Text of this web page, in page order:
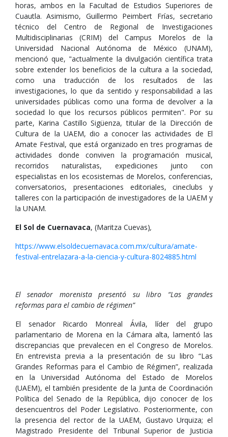
horas, ambos en la Facultad de Estudios Superiores de
Cuautla. Asimismo, Guillermo Peimbert Frías, secretario
técnico del Centro de Regional de Investigaciones
Multidisciplinarias (CRIM) del Campus Morelos de la
Universidad Nacional Autónoma de México (UNAM),
mencionó que, "actualmente la divulgación científica trata
sobre extender los beneficios de la cultura a la sociedad,
como una traducción de los resultados de las
investigaciones, lo que da sentido y responsabilidad a las
universidades públicas como una forma de devolver a la
sociedad lo que los recursos públicos permiten". Por su
parte, Karina Castillo Sigüenza, titular de la Dirección de
Cultura de la UAEM, dio a conocer las actividades de El
Amate Festival, que está organizado en tres programas de
actividades donde conviven la programación musical,
recorridos naturalistas, expediciones junto con
especialistas en los ecosistemas de Morelos, conferencias,
conversatorios, presentaciones editoriales, cineclubs y
talleres con la participación de investigadores de la UAEM y
la UNAM.
El Sol de Cuernavaca, (Maritza Cuevas),
https://www.elsoldecuernavaca.com.mx/cultura/amate-
festival-entrelazara-a-la-ciencia-y-cultura-8024885.html
El senador morenista presentó su libro “Las grandes
reformas para el cambio de régimen”
El senador Ricardo Monreal Ávila, líder del grupo
parlamentario de Morena en la Cámara alta, lamentó las
discrepancias que prevalecen en el Congreso de Morelos.
En entrevista previa a la presentación de su libro “Las
Grandes Reformas para el Cambio de Régimen”, realizada
en la Universidad Autónoma del Estado de Morelos
(UAEM), el también presidente de la Junta de Coordinación
Política del Senado de la República, dijo conocer de los
desencuentros del Poder Legislativo. Posteriormente, con
la presencia del rector de la UAEM, Gustavo Urquiza; el
Magistrado Presidente del Tribunal Superior de Justicia